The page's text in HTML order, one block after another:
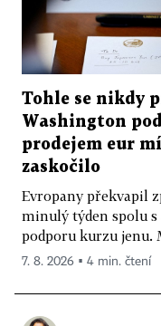
Tohle se nikdy
Washington
prodejem eur
zaskočilo
Evropany překvapil
minulý týden spolu
podporu kurzu jenu.
7. 8. 2026 ▪ 4 min. čtení